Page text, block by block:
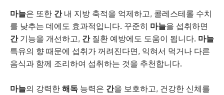
마늘은 또한 간내 지방 축적을 억제하고, 콜레스테롤 수치
를 낮추는 데에도 효과적입니다. 꾸준히 마늘을 섭취하면
간기능을 개선하고, 간질환 예방에도 도움이 됩니다. 마늘
특유의 향 때문에 섭취가 꺼려진다면, 익혀서 먹거나 다른
음식과 함께 조리하여 섭취하는 것을 추천합니다.
마늘의 강력한 해독 능력은 간을 보호하고, 건강한 신체를